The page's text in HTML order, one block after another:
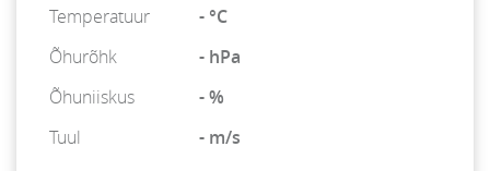
Temperatuur
- °C
Õhurõhk
- hPa
Õhuniiskus
- %
Tuul
- m/s